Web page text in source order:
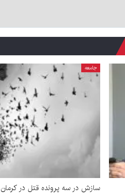
جامعه
سازش در سه پرونده قتل در